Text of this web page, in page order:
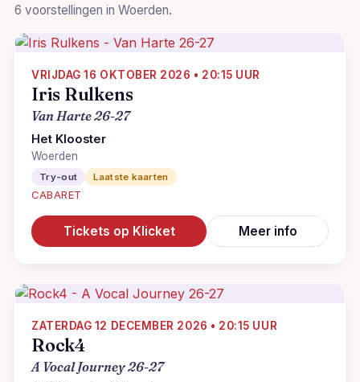
6 voorstellingen in Woerden.
VRIJDAG 16 OKTOBER 2026 • 20:15 UUR
Iris Rulkens
Van Harte 26-27
Het Klooster
Woerden
Try-out Laatste kaarten
CABARET
Tickets op Klicket Meer info
ZATERDAG 12 DECEMBER 2026 • 20:15 UUR
Rock4
A Vocal Journey 26-27